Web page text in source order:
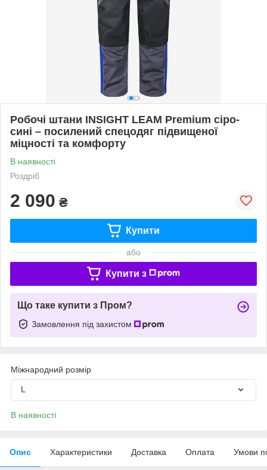
Робочі штани INSIGHT LEAM Premium сіро-
сині – посилений спецодяг підвищеної
міцності та комфорту
В наявності
Роздріб
2 090 ₴
Купити
або
Купити з
Що таке купити з Пром?
Замовлення під захистом
Міжнародний розмір
L
В наявності
Опис Характеристики Доставка Оплата Умови